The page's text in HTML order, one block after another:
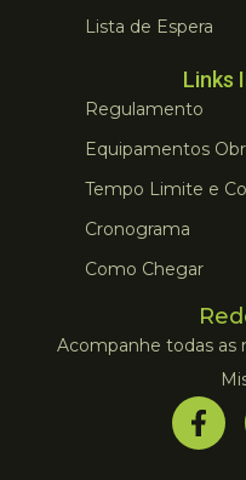
Lista de Espera
Links
Regulamento
Equipamentos
Tempo Limite e
Cronograma
Como Chegar
Acompanhe todas as